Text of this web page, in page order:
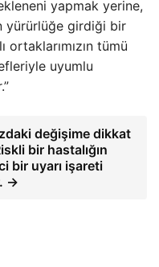
yapmak yerine,
yürürlüğe girdiği bir
​​ortaklarımızın tümü
uyumlu
değişime dikkat
bir hastalığın
bir uyarı işareti
→